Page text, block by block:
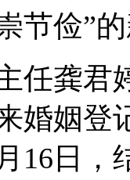
节俭”
任龚君
婚姻登
16日